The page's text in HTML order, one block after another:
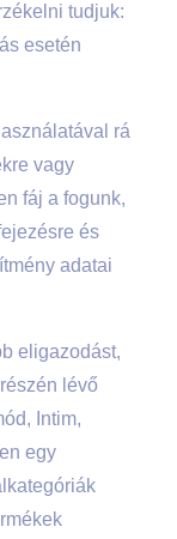
tudjuk:
esetén
rá
vagy
fáj a fogunk,
és
adatai
eligazodást,
lévő
Intim,
egy